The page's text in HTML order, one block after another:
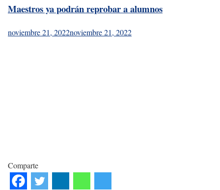
Maestros ya podrán reprobar a alumnos
noviembre 21, 2022noviembre 21, 2022
Comparte